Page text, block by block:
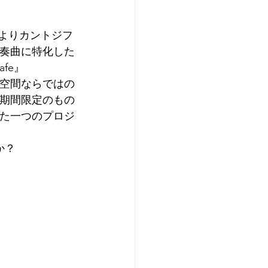
りカントジフ
曲に特化した
』
間ならではの
間限定のもの
一つのプロジ